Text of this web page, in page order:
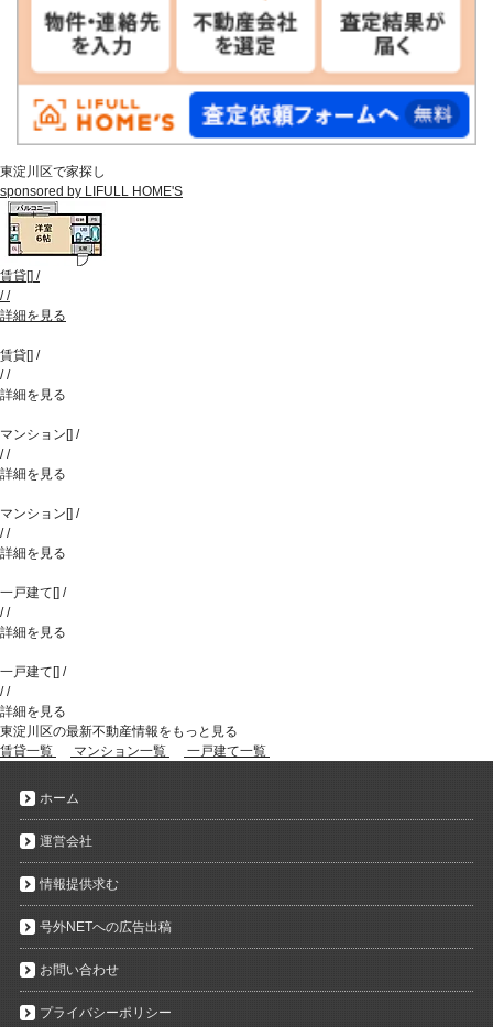
東淀川区で家探し
sponsored by LIFULL HOME'S
賃貸[] /
//
詳細を見る
賃貸[] /
//
詳細を見る
マンション [] /
//
詳細を見る
マンション [] /
//
詳細を見る
一戸建て [] /
//
詳細を見る
一戸建て [] /
//
詳細を見る
東淀川区の最新不動産情報をもっと見る
賃貸一覧
マンション一覧 一戸建て一覧
ホーム
運営会社
情報提供求む
号外NETへの広告出稿
お問い合わせ
プライバシーポリシー